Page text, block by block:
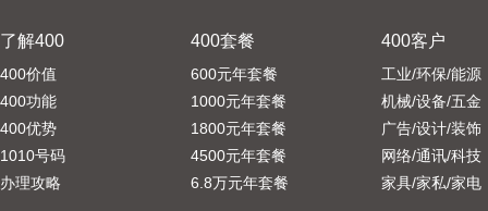
了解400
400价值
400功能
400优势
1010号码
办理攻略
400套餐
600元年套餐
1000元年套餐
1800元年套餐
4500元年套餐
6.8万元年套餐
400客户
工业/环保/能源
机械/设备/五金
广告/设计/装饰
网络/通讯/科技
家具/家私/家电